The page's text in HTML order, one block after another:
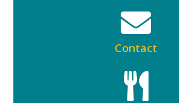
Contact